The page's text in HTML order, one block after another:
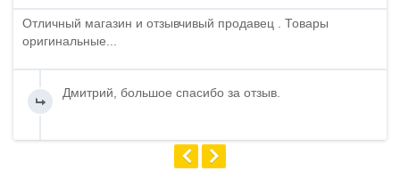
Отличный магазин и отзывчивый продавец . Товары
оригинальные...
Дмитрий, большое спасибо за отзыв.